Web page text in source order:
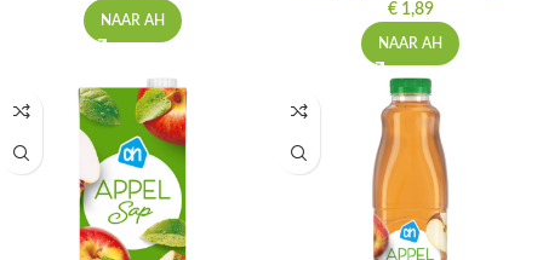
NAAR AH
€1,89
NAAR AH